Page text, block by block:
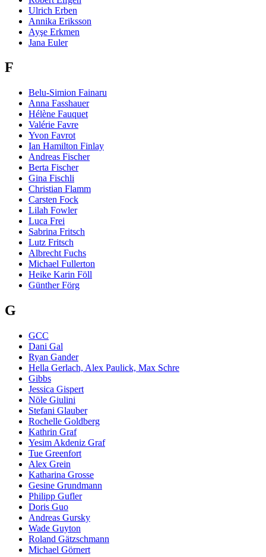
Ulrich Erben
Annika Eriksson
Ayşe Erkmen
Jana Euler
F
Belu-Simion Fainaru
Anna Fasshauer
Hélène Fauquet
Valérie Favre
Yvon Favrot
Ian Hamilton Finlay
Andreas Fischer
Berta Fischer
Gina Fischli
Christian Flamm
Carsten Fock
Lilah Fowler
Luca Frei
Sabrina Fritsch
Lutz Fritsch
Albrecht Fuchs
Michael Fullerton
Heike Karin Föll
Günther Förg
G
GCC
Dani Gal
Ryan Gander
Hella Gerlach, Alex Paulick, Max Schre
Gibbs
Jessica Gispert
Nöle Giulini
Stefani Glauber
Rochelle Goldberg
Kathrin Graf
Yesim Akdeniz Graf
Tue Greenfort
Alex Grein
Katharina Grosse
Gesine Grundmann
Philipp Gufler
Doris Guo
Andreas Gursky
Wade Guyton
Roland Gätzschmann
Michael Görnert